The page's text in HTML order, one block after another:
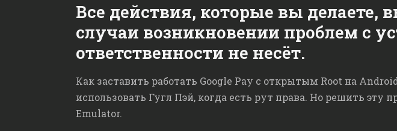
Все действия, которые вы делаете,
случаи возникновении проблем с
ответственности не несёт.
Как заставить работать Google Pay с открытым Root на
использовать Гугл Пэй, когда есть рут права. Но решить
Emulator.